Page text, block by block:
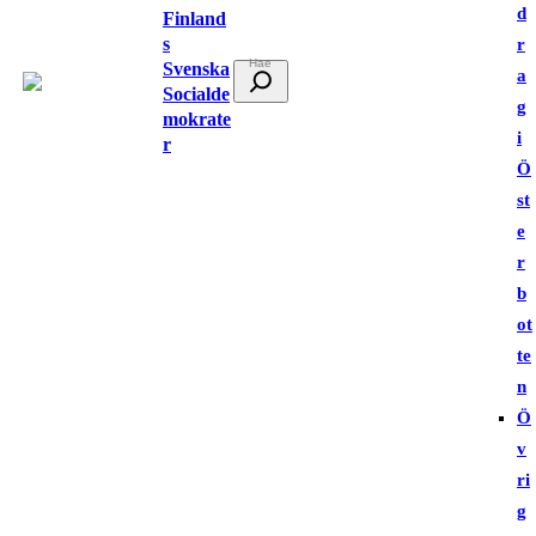
Finland
s
Svenska
Socialde
mokrate
r
ö
d
r
a
g
i
Ö
st
e
r
b
ot
te
n
Ö
v
ri
g